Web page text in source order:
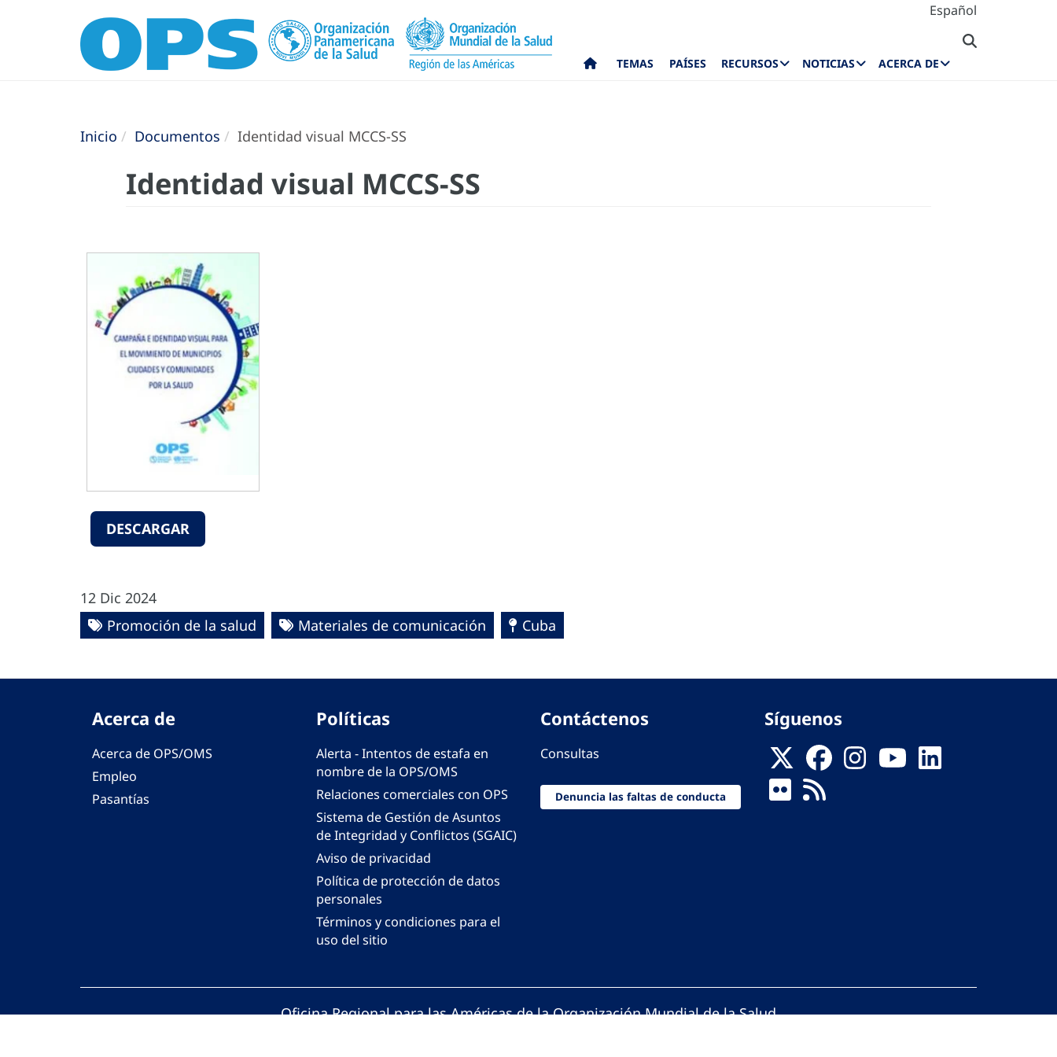
Español
TEMAS PAÍSES RECURSOS NOTICIAS ACERCA DE
Inicio Documentos Identidad visual MCCS-SS
Identidad visual MCCS-SS
DESCARGAR
12 Dic 2024
Promoción de la salud
Materiales de comunicación Cuba
Acerca de
Acerca de OPS/OMS
Empleo
Pasantías
Políticas
Alerta - Intentos de estafa en
nombre de la OPS/OMS
Relaciones comerciales con OPS
Sistema de Gestión de Asuntos
de Integridad y Conflictos (SGAIC)
Aviso de privacidad
Política de protección de datos
personales
Términos y condiciones para el
uso del sitio
Contáctenos
Consultas
Denuncia las faltas de conducta
Síguenos
Oficina Regional para las Américas de la Organización Mundial de la Salud